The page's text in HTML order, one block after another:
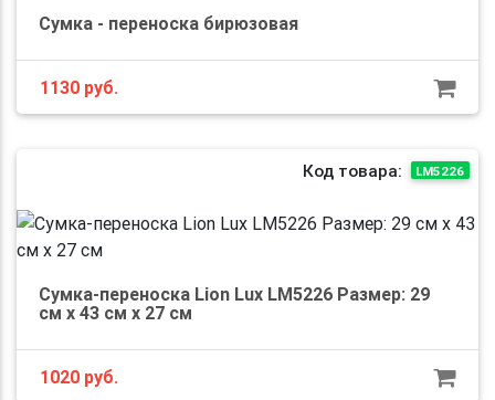
Сумка - переноска бирюзовая
1130 руб.
Код товара: LM5226
Сумка-переноска Lion Lux LM5226 Размер: 29
см х 43 см х 27 см
1020 руб.